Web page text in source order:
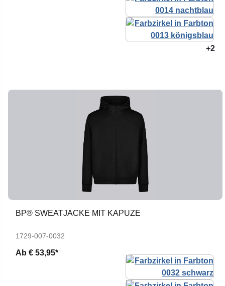
+2
BP® SWEATJACKE MIT KAPUZE
1729-007-0032
Ab € 53,95*